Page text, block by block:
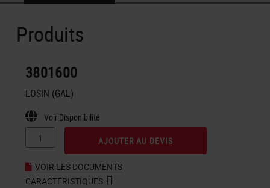
Produits
3801600
EOSIN (GAL)
Voir Disponibilité
AJOUTER AU DEVIS
VOIR LES DOCUMENTS
CARACTÉRISTIQUES